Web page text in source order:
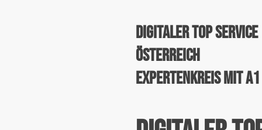
Digitaler Top Service
Österreich
Expertenkreis mit A1